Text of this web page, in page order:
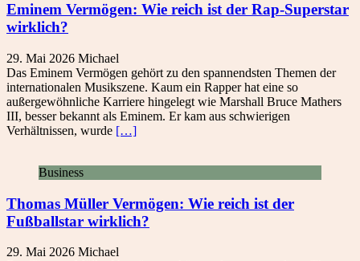
Eminem Vermögen: Wie reich ist der Rap-Superstar
wirklich?
29. Mai 2026 Michael
Das Eminem Vermögen gehört zu den spannendsten Themen der
internationalen Musikszene. Kaum ein Rapper hat eine so
außergewöhnliche Karriere hingelegt wie Marshall Bruce Mathers
III, besser bekannt als Eminem. Er kam aus schwierigen
Verhältnissen, wurde […]
Business
Thomas Müller Vermögen: Wie reich ist der
Fußballstar wirklich?
29. Mai 2026 Michael